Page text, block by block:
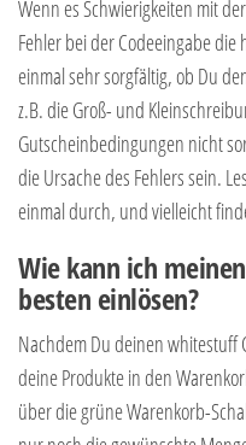
Wenn es Schwierigkeiten mit
Fehler bei der Codeeingabe
einmal sehr sorgfältig, ob Du
z.B. die Groß- und
Gutscheinbedingungen nicht
die Ursache des Fehlers sein.
einmal durch, und vielleicht
Wie kann ich
besten einlösen?
Nachdem Du deinen whitestuff
deine Produkte in den
über die grüne Warenkorb-